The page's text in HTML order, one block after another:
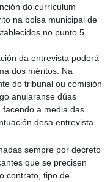
do currículum
na bolsa municipal de
no punto 5
da entrevista poderá
dos méritos. Na
do tribunal ou comisión
anularanse dúas
a media das
desa entrevista.
sempre por decreto
que se precisen
contrato, tipo de